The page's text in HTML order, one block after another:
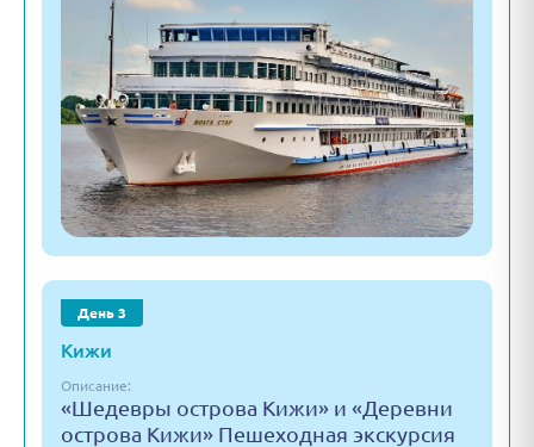
День 3
Кижи
Описание:
«Шедевры острова Кижи» и «Деревни
острова Кижи» Пешеходная экскурсия